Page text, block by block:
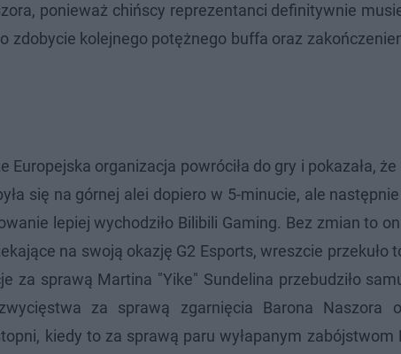
ponieważ chińscy reprezentanci definitywnie
zdobycie kolejnego potężnego buffa oraz
organizacja powróciła do gry i pokazała, że
się na górnej alei dopiero w 5-minucie, ale
lepiej wychodziło Bilibili Gaming. Bez zmian to
na swoją okazję G2 Esports, wreszcie przekuło
za sprawą Martina "Yike" Sundelina przebudziło
za sprawą zgarnięcia Barona Naszora
kiedy to za sprawą paru wyłapanym zabójstwom